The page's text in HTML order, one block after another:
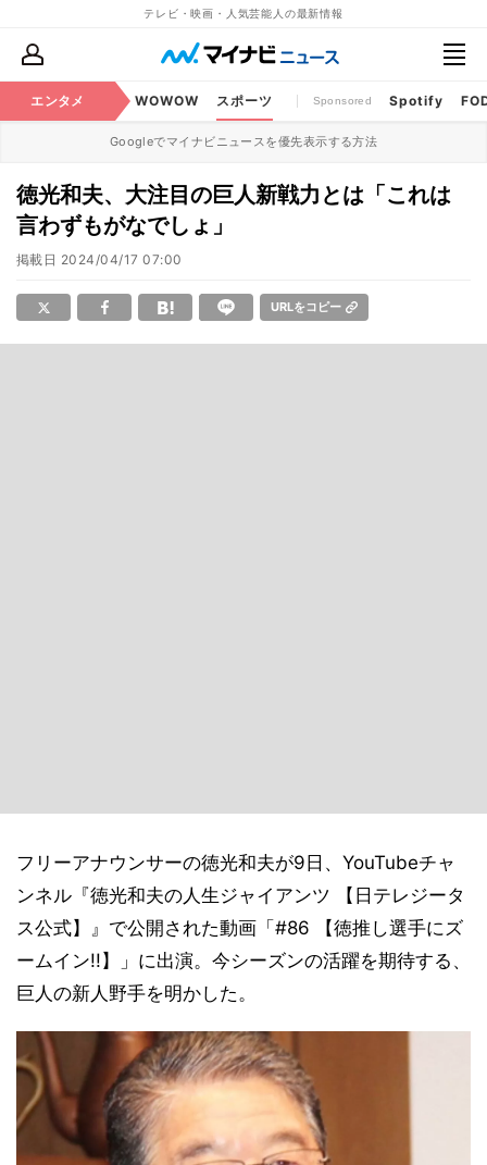
テレビ・映画・人気芸能人の最新情報
エンタメ
・CS番組 WOWOW スポーツ Sponsored Spotify
Googleでマイナビニュースを優先表示する方法
徳光和夫、大注目の巨人新戦力とは「これは
言わずもがなでしょ」
掲載日 2024/04/17 07:00
URLをコピー
フリーアナウンサーの徳光和夫が9日、YouTubeチャ
ンネル『徳光和夫の人生ジャイアンツ 【日テレジータ
ス公式】』で公開された動画「#86 【徳推し選手にズ
ームイン!!】」に出演。今シーズンの活躍を期待する、
巨人の新人野手を明かした。